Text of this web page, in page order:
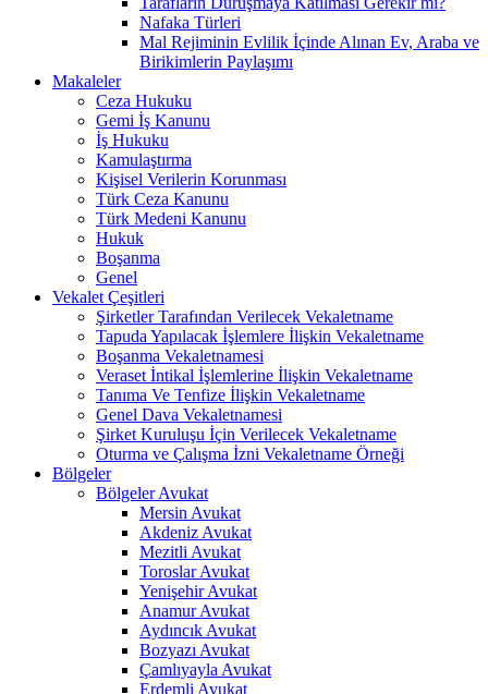
Nafaka Türleri
Mal Rejiminin Evlilik İçinde Alınan Ev, Araba ve
Birikimlerin Paylaşımı
Makaleler
Ceza Hukuku
Gemi İş Kanunu
İş Hukuku
Kamulaştırma
Kişisel Verilerin Korunması
Türk Ceza Kanunu
Türk Medeni Kanunu
Hukuk
Boşanma
Genel
Vekalet Çeşitleri
Şirketler Tarafından Verilecek Vekaletname
Tapuda Yapılacak İşlemlere İlişkin Vekaletname
Boşanma Vekaletnamesi
Veraset İntikal İşlemlerine İlişkin Vekaletname
Tanıma Ve Tenfize İlişkin Vekaletname
Genel Dava Vekaletnamesi
Şirket Kuruluşu İçin Verilecek Vekaletname
Oturma ve Çalışma İzni Vekaletname Örneği
Bölgeler
Bölgeler Avukat
Mersin Avukat
Akdeniz Avukat
Mezitli Avukat
Toroslar Avukat
Yenişehir Avukat
Anamur Avukat
Aydıncık Avukat
Bozyazı Avukat
Çamlıyayla Avukat
Erdemli Avukat